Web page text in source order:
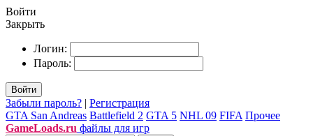
Войти
Закрыть
Логин:
Пароль:
Войти
Забыли пароль? | Регистрация
GTA San Andreas Battlefield 2 GTA 5 NHL 09 FIFA Прочее
GameLoads.ru файлы для игр